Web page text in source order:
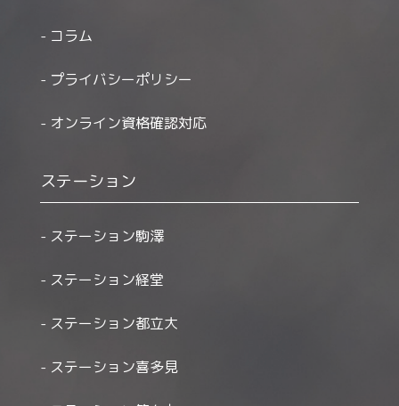
コラム
プライバシーポリシー
オンライン資格確認対応
ステーション
ステーション駒澤
ステーション経堂
ステーション都立大
ステーション喜多見